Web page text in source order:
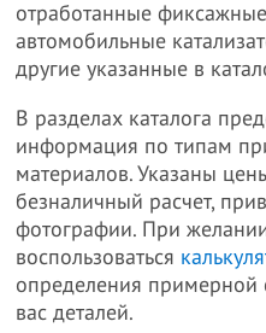
отработанные
автомобильные
другие указанные в
В разделах каталога
информация по типам
материалов. Указаны
безналичный расчет,
фотографии. При
воспользоваться
определения
вас деталей.